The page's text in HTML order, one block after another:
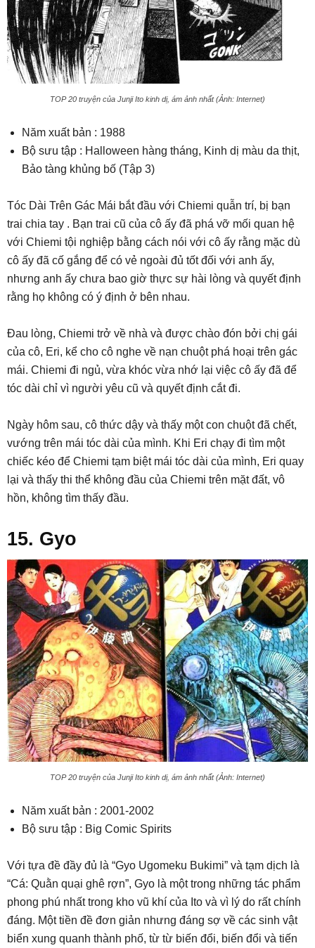
TOP 20 truyện của Junji Ito kinh dị, ám ảnh nhất (Ảnh: Internet)
Năm xuất bản : 1988
Bộ sưu tập : Halloween hàng tháng, Kinh dị màu da thịt,
Bảo tàng khủng bố (Tập 3)
Tóc Dài Trên Gác Mái bắt đầu với Chiemi quẫn trí, bị bạn
trai chia tay . Bạn trai cũ của cô ấy đã phá vỡ mối quan hệ
với Chiemi tội nghiệp bằng cách nói với cô ấy rằng mặc dù
cô ấy đã cố gắng để có vẻ ngoài đủ tốt đối với anh ấy,
nhưng anh ấy chưa bao giờ thực sự hài lòng và quyết định
rằng họ không có ý định ở bên nhau.
Đau lòng, Chiemi trở về nhà và được chào đón bởi chị gái
của cô, Eri, kể cho cô nghe về nạn chuột phá hoại trên gác
mái. Chiemi đi ngủ, vừa khóc vừa nhớ lại việc cô ấy đã để
tóc dài chỉ vì người yêu cũ và quyết định cắt đi.
Ngày hôm sau, cô thức dậy và thấy một con chuột đã chết,
vướng trên mái tóc dài của mình. Khi Eri chạy đi tìm một
chiếc kéo để Chiemi tạm biệt mái tóc dài của mình, Eri quay
lại và thấy thi thể không đầu của Chiemi trên mặt đất, vô
hồn, không tìm thấy đầu.
15. Gyo
TOP 20 truyện của Junji Ito kinh dị, ám ảnh nhất (Ảnh: Internet)
Năm xuất bản : 2001-2002
Bộ sưu tập : Big Comic Spirits
Với tựa đề đầy đủ là “Gyo Ugomeku Bukimi” và tạm dịch là
“Cá: Quằn quại ghê rợn”, Gyo là một trong những tác phẩm
phong phú nhất trong kho vũ khí của Ito và vì lý do rất chính
đáng. Một tiền đề đơn giản nhưng đáng sợ về các sinh vật
biển xung quanh thành phố, từ từ biến đổi, biến đổi và tiến